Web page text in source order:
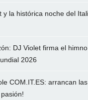
y la histórica noche del
DJ Violet firma el
2026
COM.IT.ES: arrancan las